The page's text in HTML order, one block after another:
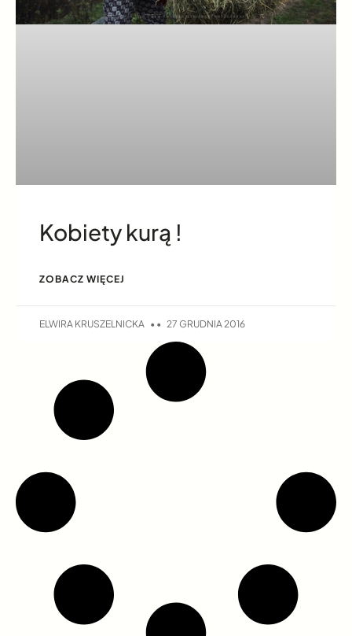
Kobiety kurą !
ZOBACZ WIĘCEJ
ELWIRA KRUSZELNICKA 27 GRUDNIA 2016